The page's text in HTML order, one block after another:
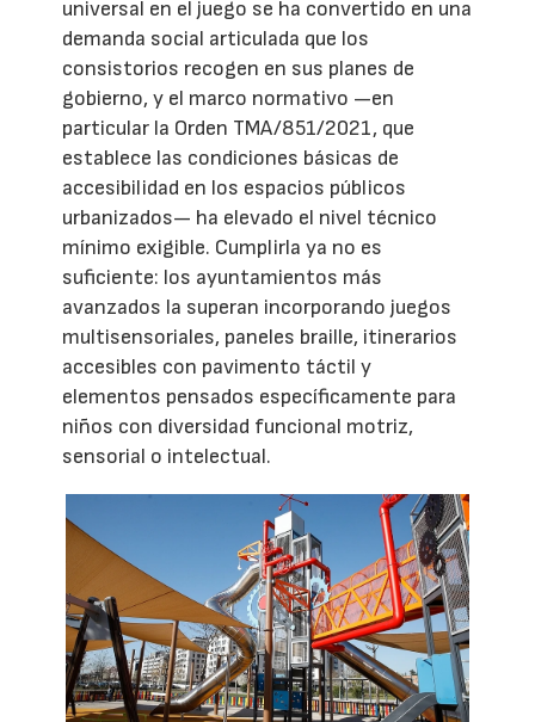
universal en el juego se ha convertido en una
demanda social articulada que los
consistorios recogen en sus planes de
gobierno, y el marco normativo —en
particular la Orden TMA/851/2021, que
establece las condiciones básicas de
accesibilidad en los espacios públicos
urbanizados— ha elevado el nivel técnico
mínimo exigible. Cumplirla ya no es
suficiente: los ayuntamientos más
avanzados la superan incorporando juegos
multisensoriales, paneles braille, itinerarios
accesibles con pavimento táctil y
elementos pensados específicamente para
niños con diversidad funcional motriz,
sensorial o intelectual.